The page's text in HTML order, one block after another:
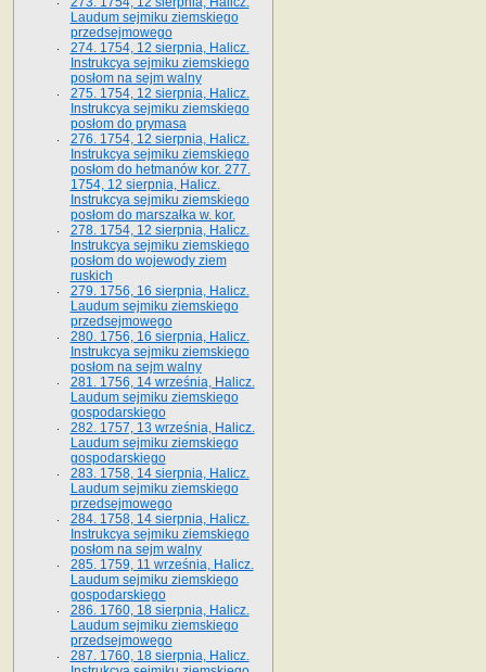
Laudum sejmiku ziemskiego
przedsejmowego
274. 1754, 12 sierpnia, Halicz.
Instrukcya sejmiku ziemskiego
posłom na sejm walny
275. 1754, 12 sierpnia, Halicz.
Instrukcya sejmiku ziemskiego
posłom do prymasa
276. 1754, 12 sierpnia, Halicz.
Instrukcya sejmiku ziemskiego
posłom do hetmanów kor. 277.
1754, 12 sierpnia, Halicz.
Instrukcya sejmiku ziemskiego
posłom do marszałka w. kor.
278. 1754, 12 sierpnia, Halicz.
Instrukcya sejmiku ziemskiego
posłom do wojewody ziem
ruskich
279. 1756, 16 sierpnia, Halicz.
Laudum sejmiku ziemskiego
przedsejmowego
280. 1756, 16 sierpnia, Halicz.
Instrukcya sejmiku ziemskiego
posłom na sejm walny
281. 1756, 14 września, Halicz.
Laudum sejmiku ziemskiego
gospodarskiego
282. 1757, 13 września, Halicz.
Laudum sejmiku ziemskiego
gospodarskiego
283. 1758, 14 sierpnia, Halicz.
Laudum sejmiku ziemskiego
przedsejmowego
284. 1758, 14 sierpnia, Halicz.
Instrukcya sejmiku ziemskiego
posłom na sejm walny
285. 1759, 11 września, Halicz.
Laudum sejmiku ziemskiego
gospodarskiego
286. 1760, 18 sierpnia, Halicz.
Laudum sejmiku ziemskiego
przedsejmowego
287. 1760, 18 sierpnia, Halicz.